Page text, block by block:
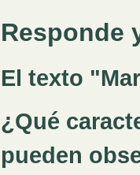
Responde
El texto
¿Qué
pueden